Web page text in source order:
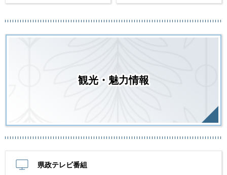
観光・魅力情報
県政テレビ番組